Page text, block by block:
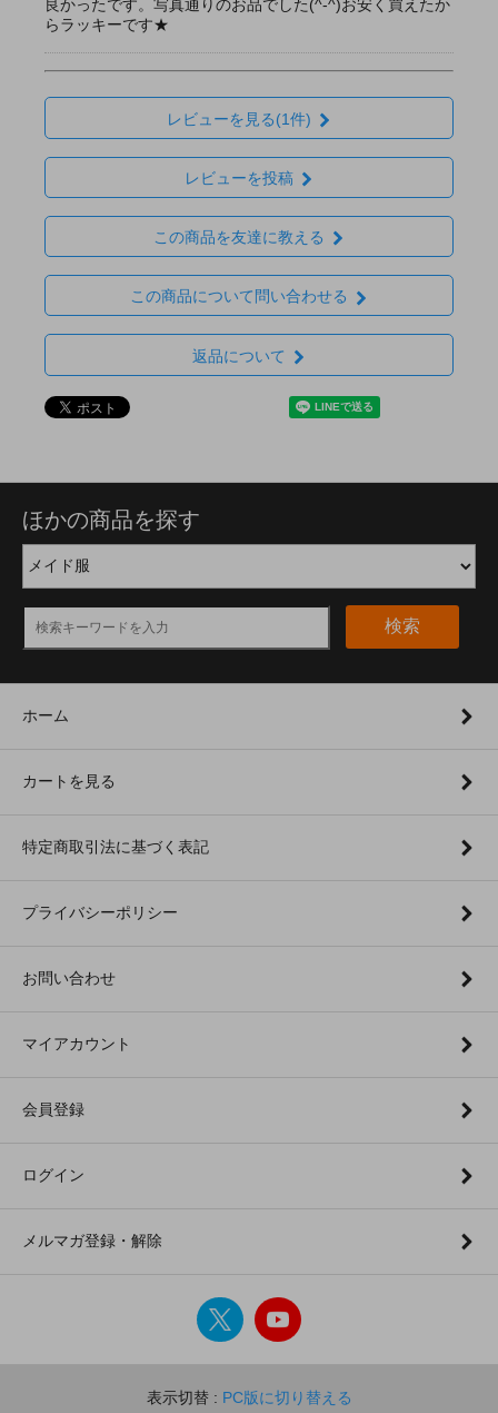
良かったです。写真通りのお品でした(^-^)お安く買えたか
らラッキーです★
レビューを見る(1件)
レビューを投稿
この商品を友達に教える
この商品について問い合わせる
返品について
ほかの商品を探す
検索
ホーム
カートを見る
特定商取引法に基づく表記
プライバシーポリシー
お問い合わせ
マイアカウント
会員登録
ログイン
メルマガ登録・解除
表示切替 : PC版に切り替える